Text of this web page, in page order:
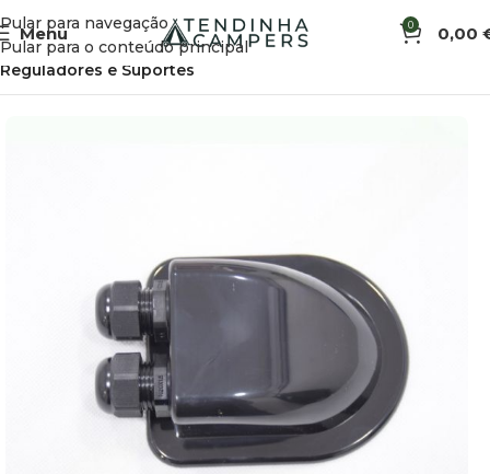
Pular para navegação
Pular para o conteúdo principal
Menu 0 0,00
Início Eletricidade e Energia Solar Energia Solar
Reguladores e Suportes